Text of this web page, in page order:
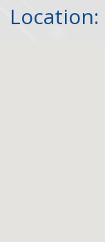
Location: